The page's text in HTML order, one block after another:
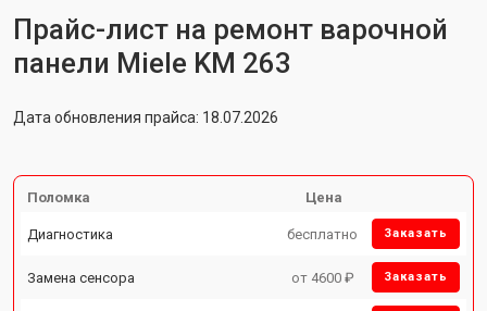
Прайс-лист на ремонт варочной
панели Miele KM 263
Дата обновления прайса: 18.07.2026
Поломка Цена
Диагностика бесплатно Заказать
Замена сенсора от 4600 ₽ Заказать